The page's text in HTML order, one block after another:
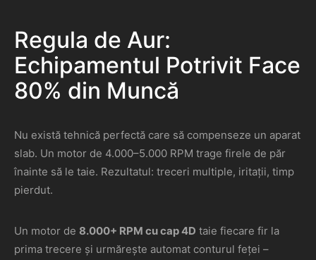
Regula de Aur:
Echipamentul Potrivit Face
80% din Muncă
Nu există tehnică perfectă care să compenseze un aparat
slab. Un motor de 4.000–5.000 RPM trage firele de păr
înainte să le taie. Rezultatul: treceri multiple, iritații, timp
pierdut.
Un motor de 8.000+ RPM cu cap 4D taie fiecare fir la
prima trecere și urmărește automat conturul feței –